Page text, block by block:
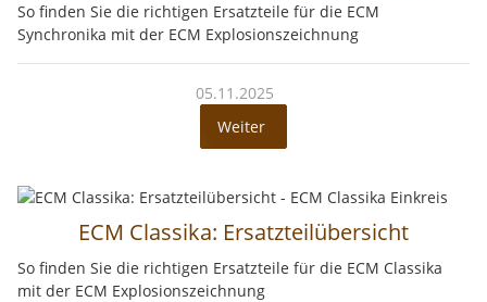
So finden Sie die richtigen Ersatzteile für die ECM
Synchronika mit der ECM Explosionszeichnung
05.11.2025
Weiter
ECM Classika: Ersatzteilübersicht
So finden Sie die richtigen Ersatzteile für die ECM Classika
mit der ECM Explosionszeichnung